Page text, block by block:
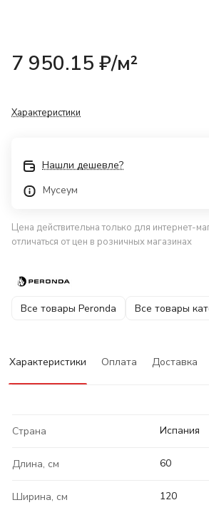
7 950.15 ₽/м²
Характеристики
Нашли дешевле?
Мусеум
Цена действительна только для интернет-
отличаться от цен в розничных магазинах
Все товары Peronda Все товары
Характеристики Оплата Доставка
Страна Испания
Длина, см 60
Ширина, см 120